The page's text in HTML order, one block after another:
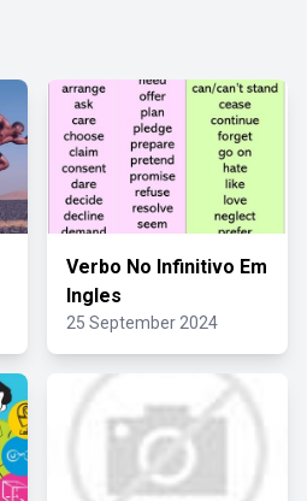
Verbo No Infinitivo Em
Ingles
25 September 2024